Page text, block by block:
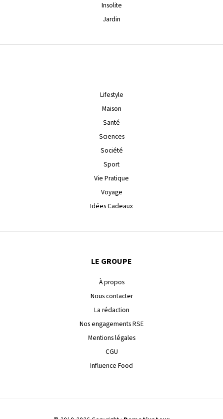
Insolite
Jardin
Lifestyle
Maison
Santé
Sciences
Société
Sport
Vie Pratique
Voyage
Idées Cadeaux
LE GROUPE
À propos
Nous contacter
La rédaction
Nos engagements RSE
Mentions légales
CGU
Influence Food